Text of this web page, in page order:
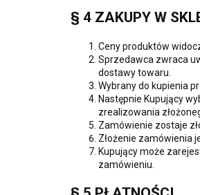
§ 4 ZAKUPY W
Ceny produktów
Sprzedawca zwraca
dostawy towaru.
Wybrany do kupienia
Następnie Kupujący
zrealizowania
Zamówienie zostaje
Złożenie zamówienia
Kupujący może
zamówieniu.